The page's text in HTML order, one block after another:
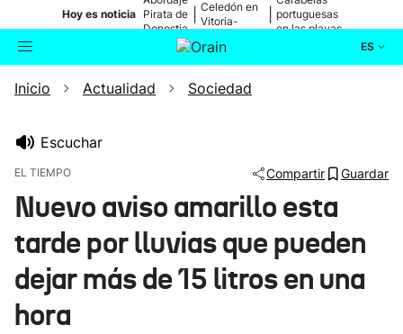
Hoy es noticia Pirata de
Donostia
Celedón en
Vitoria-
portuguesas
en las playas
ES
Buscador Actualidad
Ikusmiran
Eguraldia
Inicio Actualidad Sociedad
Escuchar
EL TIEMPO Compartir Guardar
Nuevo aviso amarillo esta
tarde por lluvias que pueden
dejar más de 15 litros en una
hora